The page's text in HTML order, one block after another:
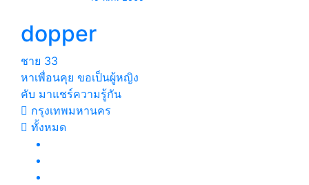
dopper
ชาย 33
หาเพื่อนคุย ขอเป็นผู้หญิง
คับ มาแชร์ความรู้กัน
กรุงเทพมหานคร
ทั้งหมด